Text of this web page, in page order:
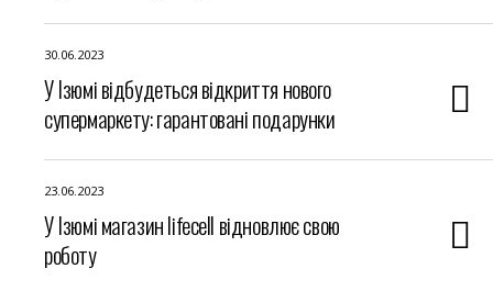
30.06.2023
У Ізюмі відбудеться відкриття нового
супермаркету: гарантовані подарунки
23.06.2023
У Ізюмі магазин lifecell відновлює свою
роботу